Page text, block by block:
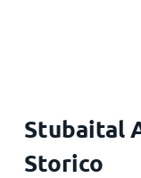
Stubaital
Storico